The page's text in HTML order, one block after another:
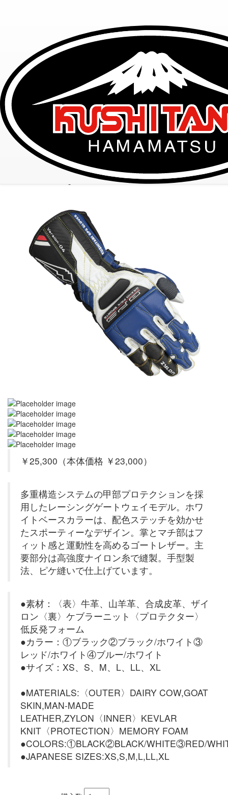
K-5382 GPS GLOVES IV
レーシングギア K-5382 GPS GLOVES IV
K-5382 GPS GLOVES IV
￥25,300（本体価格 ￥23,000）
多重構造システムの甲部プロテクションを採
用したレーシングゲートウェイモデル。ホワ
イトベースカラーは、配色ステッチを効かせ
たスポーティーなデザイン。掌とマチ部はフ
ィット感と運動性を高めるゴートレザー。主
要部分は高強度ナイロン糸で縫製。手型製
法、ピケ縫いで仕上げています。
●素材：〈表〉牛革、山羊革、合成皮革、ザイ
ロン〈裏〉ケブラーニット〈プロテクター〉
低反発フォーム
●カラー：①ブラック②ブラック/ホワイト③
レッド/ホワイト④ブルー/ホワイト
●サイズ：XS、S、M、L、LL、XL
●MATERIALS:〈OUTER〉DAIRY COW,GOAT
SKIN,MAN-MADE
LEATHER,ZYLON〈INNER〉KEVLAR
KNIT〈PROTECTION〉MEMORY FOAM
●COLORS:①BLACK②BLACK/WHITE③RED/
●JAPANESE SIZES:XS,S,M,L,LL,XL